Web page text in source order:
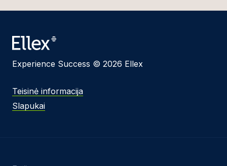
Experience Success © 2026 Ellex
Teisinė informacija
Slapukai